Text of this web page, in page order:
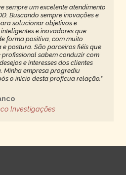
sempre um excelente atendimento
Buscando sempre inovações e
solucionar objetivos e
e inovadores que
forma positiva, com muito
e postura. São parceiros fiéis que
sabem conduzir com
e interesses dos clientes
Minha empresa progrediu
o início desta profícua relação."
Investigações